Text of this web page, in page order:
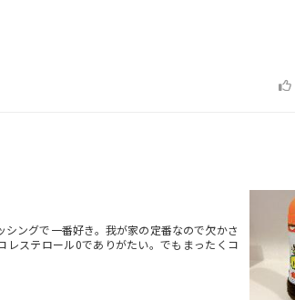
ングで一番好き。我が家の定番なので欠かさ
レステロール0でありがたい。でもまったくコ